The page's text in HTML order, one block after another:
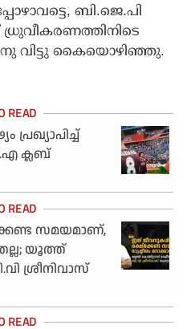
ബി.ജെ.പി
വിട്ടു കൈയൊഴിഞ്ഞു.
ക്ലബ്
സമയമാണ്,
യൂത്ത്
ശ്രീനിവാസ്